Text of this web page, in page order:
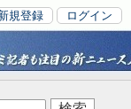
規登録 ログイン